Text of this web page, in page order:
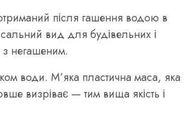
після гашення водою в
вид для будівельних і
з негашеним.
води. М’яка пластична маса, яка
визріває — тим вища якість і